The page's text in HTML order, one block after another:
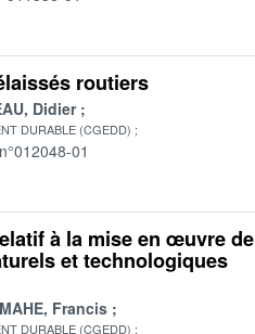
routiers
Didier
DURABLE (CGEDD)
01
à la mise en œuvre de
et technologiques
Francis
DURABLE (CGEDD)